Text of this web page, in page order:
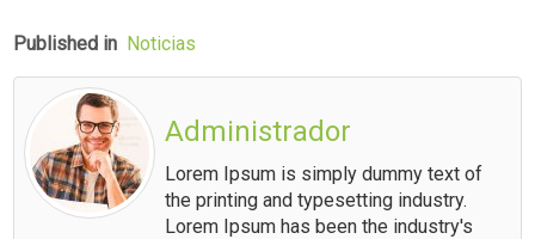
Published in Noticias
Administrador
Lorem Ipsum is simply dummy text of
the printing and typesetting industry.
Lorem Ipsum has been the industry's